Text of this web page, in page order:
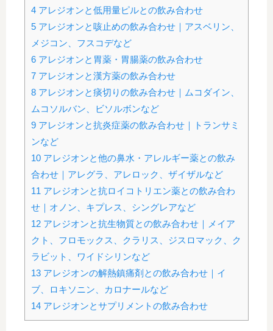
4 アレジオンと低用量ピルとの飲み合わせ
5 アレジオンと咳止めの飲み合わせ｜アスベリン、
メジコン、フスコデなど
6 アレジオンと胃薬・胃腸薬の飲み合わせ
7 アレジオンと漢方薬の飲み合わせ
8 アレジオンと痰切りの飲み合わせ｜ムコダイン、
ムコソルバン、ビソルボンなど
9 アレジオンと抗炎症薬の飲み合わせ｜トランサミ
ンなど
10 アレジオンと他の鼻水・アレルギー薬との飲み
合わせ｜アレグラ、アレロック、ザイザルなど
11 アレジオンと抗ロイコトリエン薬との飲み合わ
せ｜オノン、キプレス、シングレアなど
12 アレジオンと抗生物質との飲み合わせ｜メイア
クト、フロモックス、クラリス、ジスロマック、ク
ラビット、ワイドシリンなど
13 アレジオンの解熱鎮痛剤との飲み合わせ｜イ
ブ、ロキソニン、カロナールなど
14 アレジオンとサプリメントの飲み合わせ